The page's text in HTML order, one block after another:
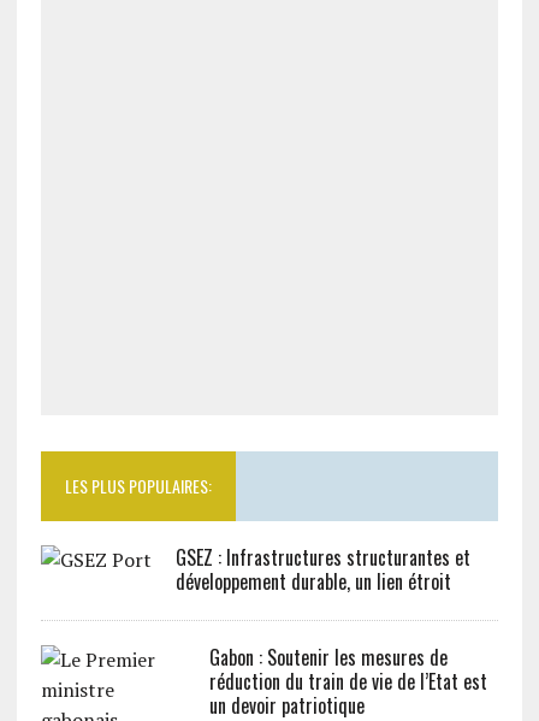
LES PLUS POPULAIRES:
GSEZ : Infrastructures structurantes et
développement durable, un lien étroit
Gabon : Soutenir les mesures de
réduction du train de vie de l’Etat est
un devoir patriotique